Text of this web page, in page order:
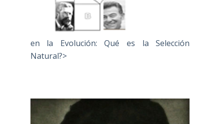
en la Evolución: Qué es la Selección
Natural?>